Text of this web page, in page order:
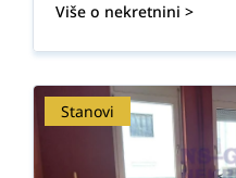
Više o nekretnini >
Stanovi